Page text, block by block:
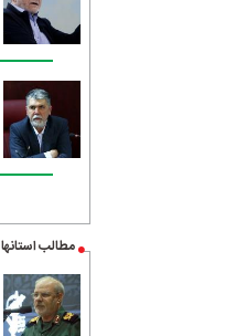
مطالب استانها